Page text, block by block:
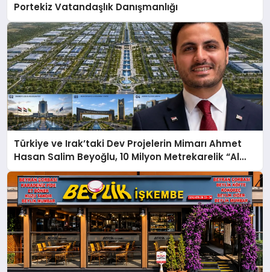
Portekiz Vatandaşlık Danışmanlığı
Türkiye ve Irak’taki Dev Projelerin Mimarı Ahmet
Hasan Salim Beyoğlu, 10 Milyon Metrekarelik “Al
Yusuf Holding Industrial City” Projesini Hayata
Geçirecek